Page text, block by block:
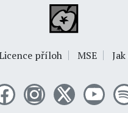
příloh MSE